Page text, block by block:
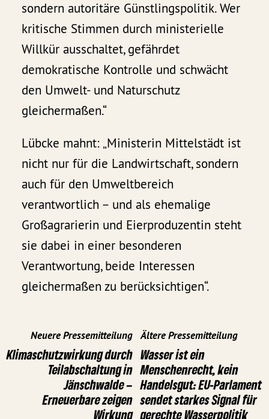
sondern autoritäre Günstlingspolitik. Wer
kritische Stimmen durch ministerielle
Willkür ausschaltet, gefährdet
demokratische Kontrolle und schwächt
den Umwelt- und Naturschutz
gleichermaßen.“
Lübcke mahnt: „Ministerin Mittelstädt ist
nicht nur für die Landwirtschaft, sondern
auch für den Umweltbereich
verantwortlich – und als ehemalige
Großagrarierin und Eierproduzentin steht
sie dabei in einer besonderen
Verantwortung, beide Interessen
gleichermaßen zu berücksichtigen“.
Neuere Pressemitteilung
Klimaschutzwirkung durch
Teilabschaltung in
Jänschwalde –
Erneuerbare zeigen
Wirkung
Ältere Pressemitteilung
Wasser ist ein
Menschenrecht, kein
Handelsgut: EU-Parlament
sendet starkes Signal für
gerechte Wasserpolitik